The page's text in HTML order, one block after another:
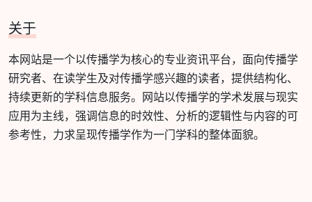
关于
本网站是一个以传播学为核心的专业资讯平台，面向传播学
研究者、在读学生及对传播学感兴趣的读者，提供结构化、
持续更新的学科信息服务。网站以传播学的学术发展与现实
应用为主线，强调信息的时效性、分析的逻辑性与内容的可
参考性，力求呈现传播学作为一门学科的整体面貌。